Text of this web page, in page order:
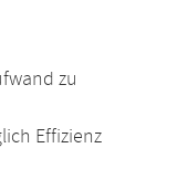
zu
Effizienz